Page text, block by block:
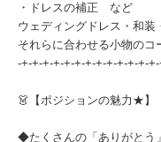
・ドレスの補正 など
ウェディングドレス・和装
それらに合わせる小物のコ
-+-+-+-+-+-+-+-+-+-+-+-+-
👗【ポジションの魅力★】
◆たくさんの「ありがとう